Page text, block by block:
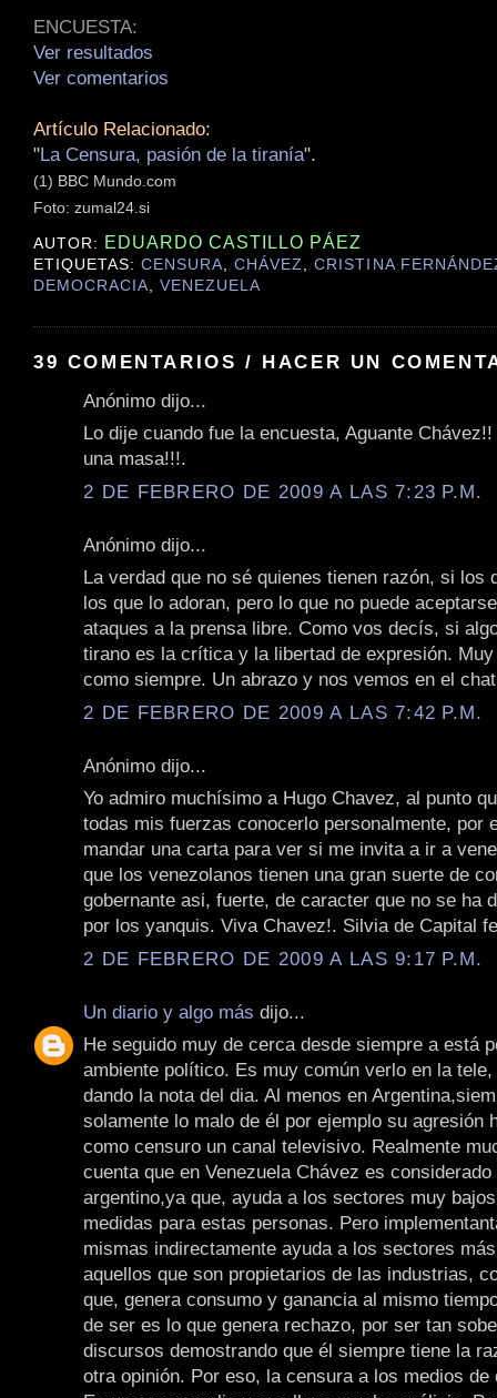
ENCUESTA:
Ver resultados
Ver comentarios
Artículo Relacionado:
"La Censura, pasión de la tiranía".
(1) BBC Mundo.com
Foto: zumal24.si
AUTOR: EDUARDO CASTILLO PÁEZ
ETIQUETAS:CENSURA,CHÁVEZ,CRISTINA
DEMOCRACIA,VENEZUELA
39 COMENTARIOS / HACER UN
Anónimo dijo...
Lo dije cuando fue la encuesta, Aguante
una masa!!!.
2 DE FEBRERO DE 2009 A LAS 7:23 P.M.
Anónimo dijo...
La verdad que no sé quienes tienen razón, si los
los que lo adoran, pero lo que no puede
ataques a la prensa libre. Como vos decís, si
tirano es la crítica y la libertad de expresión.
como siempre. Un abrazo y nos vemos en el
2 DE FEBRERO DE 2009 A LAS 7:42 P.M.
Anónimo dijo...
Yo admiro muchísimo a Hugo Chavez, al punto
todas mis fuerzas conocerlo personalmente, por
mandar una carta para ver si me invita a ir a
que los venezolanos tienen una gran suerte de
gobernante asi, fuerte, de caracter que no se ha
por los yanquis. Viva Chavez!. Silvia de Capital
2 DE FEBRERO DE 2009 A LAS 9:17 P.M.
Un diario y algo más dijo...
He seguido muy de cerca desde siempre a está
ambiente político. Es muy común verlo en la
dando la nota del dia. Al menos en
solamente lo malo de él por ejemplo su agresión
como censuro un canal televisivo. Realmente
cuenta que en Venezuela Chávez es considerado
argentino,ya que, ayuda a los sectores muy
medidas para estas personas. Pero
mismas indirectamente ayuda a los sectores
aquellos que son propietarios de las industrias,
que, genera consumo y ganancia al mismo
de ser es lo que genera rechazo, por ser tan
discursos demostrando que él siempre tiene la
otra opinión. Por eso, la censura a los medios de